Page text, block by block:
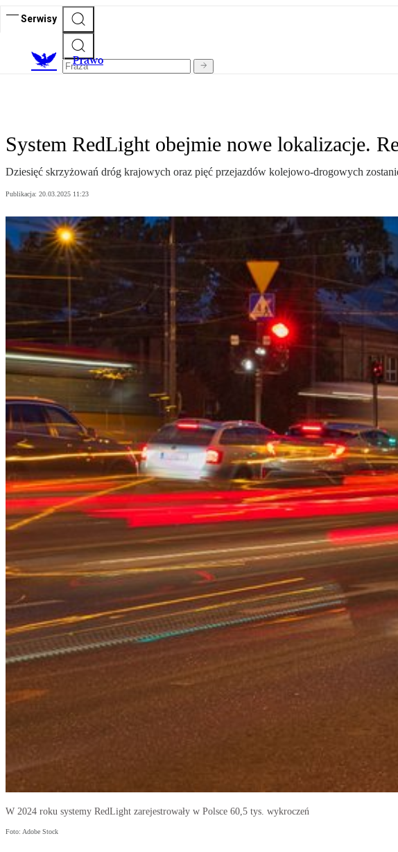
Serwisy
Prawo
System RedLight obejmie nowe lokalizacje.
Dziesięć skrzyżowań dróg krajowych oraz pięć przejazdów kolejowo-drogowych
Publikacja: 20.03.2025 11:23
W 2024 roku systemy RedLight zarejestrowały w Polsce 60,5 tys. wykroczeń
Foto: Adobe Stock